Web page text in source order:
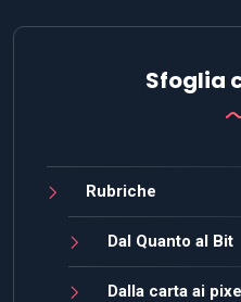
Sfoglia
Rubriche
Dal Quanto al Bit
Dalla carta ai